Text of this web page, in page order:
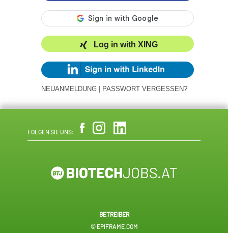
Log in with XING
NEUANMELDUNG PASSWORT VERGESSEN?
FOLGEN SIE UNS:
BETREIBER
© EPIFRAME.COM